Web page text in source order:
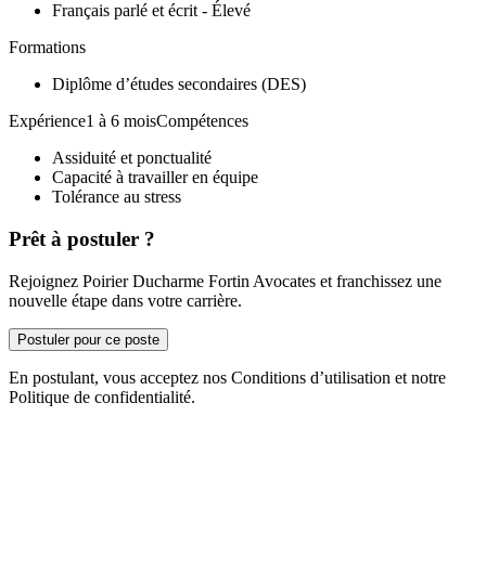
Français parlé et écrit - Élevé
Formations
Diplôme d’études secondaires (DES)
Expérience1 à 6 moisCompétences
Assiduité et ponctualité
Capacité à travailler en équipe
Tolérance au stress
Prêt à postuler ?
Rejoignez Poirier Ducharme Fortin Avocates et franchissez une
nouvelle étape dans votre carrière.
Postuler pour ce poste
En postulant, vous acceptez nos Conditions d’utilisation et notre
Politique de confidentialité.